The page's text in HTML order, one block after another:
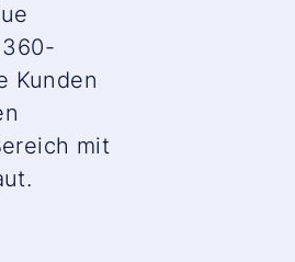
Kunden
mit